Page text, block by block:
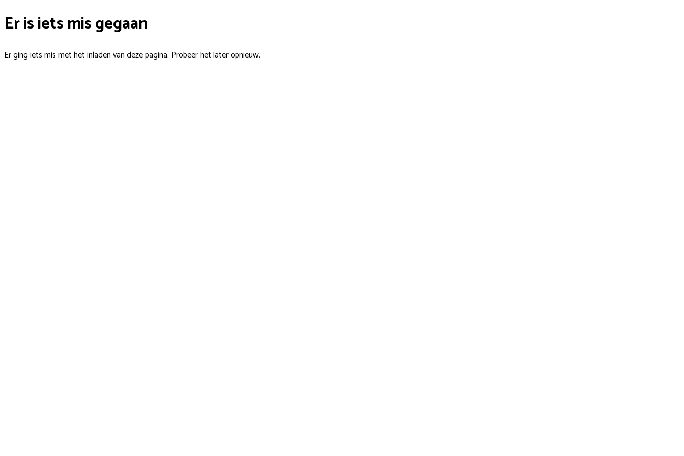
Er is iets mis gegaan
Er ging iets mis met het inladen van deze pagina. Probeer het later opnieuw.